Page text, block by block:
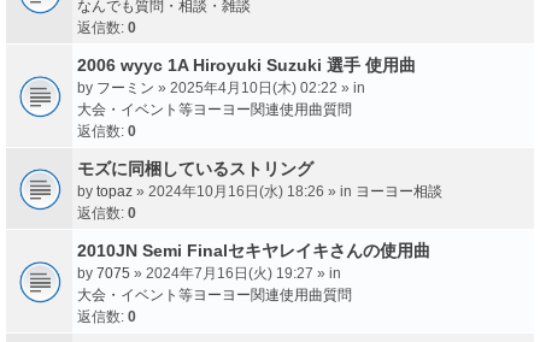
なんでも質問・相談・雑談
返信数: 0
2006 wyyc 1A Hiroyuki Suzuki 選手 使用曲
by フーミン » 2025年4月10日(木) 02:22 » in
大会・イベント等ヨーヨー関連使用曲質問
返信数: 0
モズに同梱しているストリング
by topaz » 2024年10月16日(水) 18:26 » in ヨーヨー相談
返信数: 0
2010JN Semi Finalセキヤレイキさんの使用曲
by 7075 » 2024年7月16日(火) 19:27 » in
大会・イベント等ヨーヨー関連使用曲質問
返信数: 0